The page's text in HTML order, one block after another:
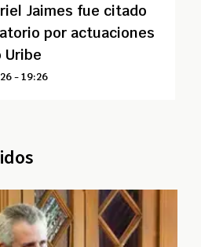
Jaimes fue citado
por actuaciones
Uribe
- 19:26